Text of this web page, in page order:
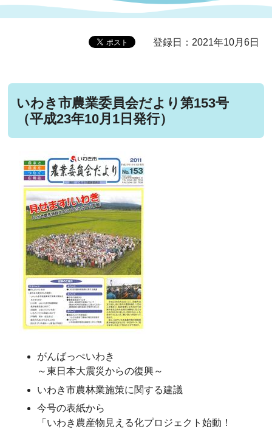
登録日：2021年10月6日
いわき市農業委員会だより第153号
（平成23年10月1日発行）
がんばっぺいわき
～東日本大震災からの復興～
いわき市農林業施策に関する建議
今号の表紙から
「いわき農産物見える化プロジェクト始動！